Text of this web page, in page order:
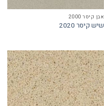
אבן קיסר 2000
שיש קיסר 2020